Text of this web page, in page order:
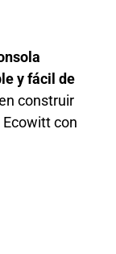
y fácil de
construir
con